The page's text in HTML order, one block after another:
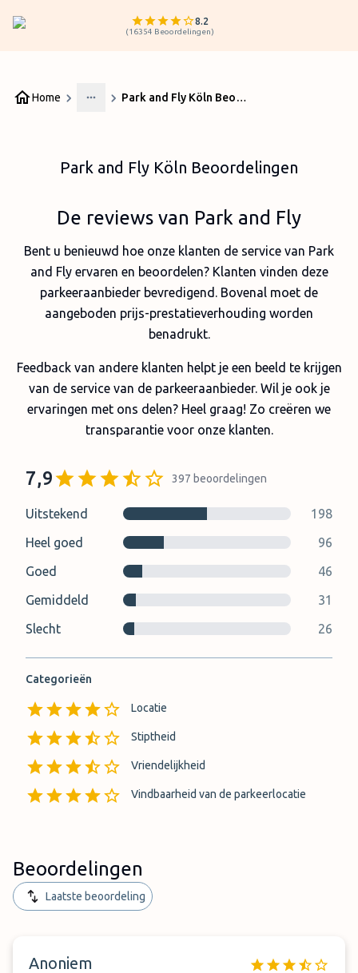
8.2
(16354 Beoordelingen)
Home
More
Park and Fly Köln Beoordelingen
Park and Fly Köln Beoordelingen
De reviews van Park and Fly
Bent u benieuwd hoe onze klanten de service van Park
and Fly ervaren en beoordelen? Klanten vinden deze
parkeeraanbieder bevredigend. Bovenal moet de
aangeboden prijs-prestatieverhouding worden
benadrukt.
Feedback van andere klanten helpt je een beeld te krijgen
van de service van de parkeeraanbieder. Wil je ook je
ervaringen met ons delen? Heel graag! Zo creëren we
transparantie voor onze klanten.
7,9 397 beoordelingen
Uitstekend
198
Heel goed
96
Goed
46
Gemiddeld
31
Slecht
26
Categorieën
Locatie
Stiptheid
Vriendelijkheid
Vindbaarheid van de parkeerlocatie
Beoordelingen
Laatste beoordeling
Anoniem